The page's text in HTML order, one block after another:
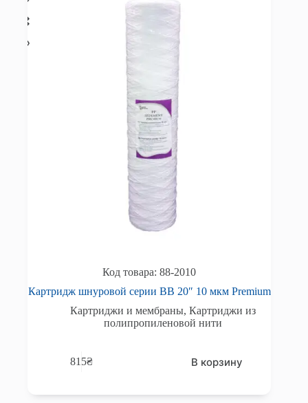
88-2010
Картридж шнуровой серии BB 20″ 10 мкм Premium
Картриджи и мембраны,Картриджи из
полипропиленовой нити
815₴ В корзину